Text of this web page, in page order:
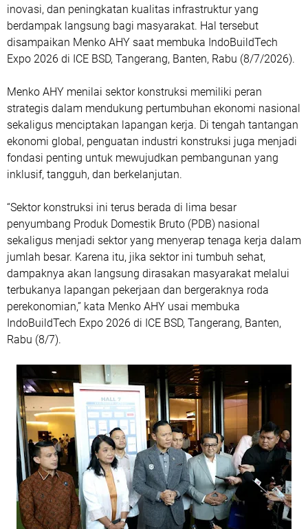
inovasi, dan peningkatan kualitas infrastruktur yang
berdampak langsung bagi masyarakat. Hal tersebut
disampaikan Menko AHY saat membuka IndoBuildTech
Expo 2026 di ICE BSD, Tangerang, Banten, Rabu (8/7/2026).
Menko AHY menilai sektor konstruksi memiliki peran
strategis dalam mendukung pertumbuhan ekonomi nasional
sekaligus menciptakan lapangan kerja. Di tengah tantangan
ekonomi global, penguatan industri konstruksi juga menjadi
fondasi penting untuk mewujudkan pembangunan yang
inklusif, tangguh, dan berkelanjutan.
“Sektor konstruksi ini terus berada di lima besar
penyumbang Produk Domestik Bruto (PDB) nasional
sekaligus menjadi sektor yang menyerap tenaga kerja dalam
jumlah besar. Karena itu, jika sektor ini tumbuh sehat,
dampaknya akan langsung dirasakan masyarakat melalui
terbukanya lapangan pekerjaan dan bergeraknya roda
perekonomian,” kata Menko AHY usai membuka
IndoBuildTech Expo 2026 di ICE BSD, Tangerang, Banten,
Rabu (8/7).